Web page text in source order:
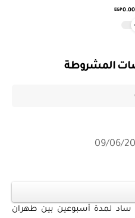
EGP
المشروطة
ساد لمدة أسبوعين بين طهران